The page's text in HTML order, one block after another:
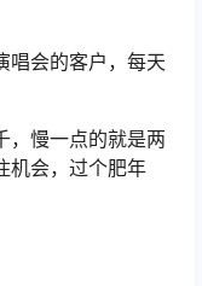
唱会的客户，每天
，慢一点的就是两
机会，过个肥年